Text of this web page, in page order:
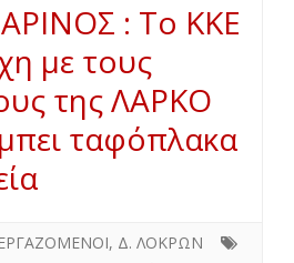
: Το ΚΚΕ
με τους
της ΛΑΡΚΟ
ταφόπλακα
ΕΡΓΑΖΟΜΕΝΟΙ, Δ. ΛΟΚΡΩΝ